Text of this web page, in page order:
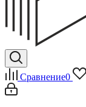
Сравнение0